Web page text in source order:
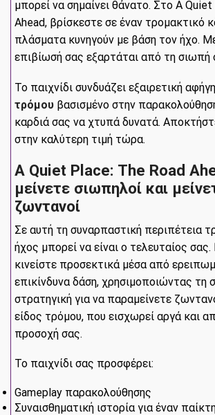
μπορεί να σημαίνει θάνατο. Στο A
Ahead, βρίσκεστε σε έναν τρομακτικό
πλάσματα κυνηγούν με βάση τον ήχο.
επιβίωσή σας εξαρτάται από τη σιωπή
Το παιχνίδι συνδυάζει εξαιρετική
τρόμου βασισμένο στην
καρδιά σας να χτυπά δυνατά.
στην καλύτερη τιμή τώρα.
A Quiet Place: The Road
μείνετε σιωπηλοί και
ζωντανοί
Σε αυτή τη συναρπαστική περιπέτεια
ήχος μπορεί να είναι ο τελευταίος
κινείστε προσεκτικά μέσα από
επικίνδυνα δάση, χρησιμοποιώντας τη
στρατηγική για να παραμείνετε
είδος τρόμου, που εισχωρεί αργά και
προσοχή σας.
Το παιχνίδι σας προσφέρει:
Gameplay παρακολούθησης
Συναισθηματική ιστορία για έναν